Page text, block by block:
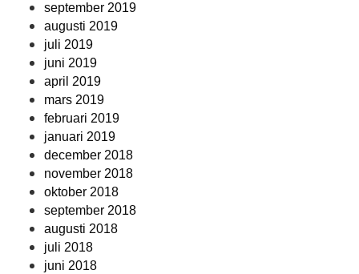
september 2019
augusti 2019
juli 2019
juni 2019
april 2019
mars 2019
februari 2019
januari 2019
december 2018
november 2018
oktober 2018
september 2018
augusti 2018
juli 2018
juni 2018